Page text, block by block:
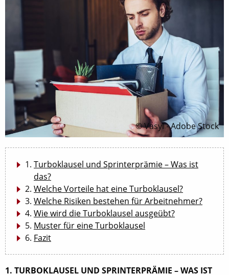
© Vasyl - Adobe Stock
Turboklausel und Sprinterprämie – Was ist
das?
Welche Vorteile hat eine Turboklausel?
Welche Risiken bestehen für Arbeitnehmer?
Wie wird die Turboklausel ausgeübt?
Muster für eine Turboklausel
Fazit
1. TURBOKLAUSEL UND SPRINTERPRÄMIE – WAS IST